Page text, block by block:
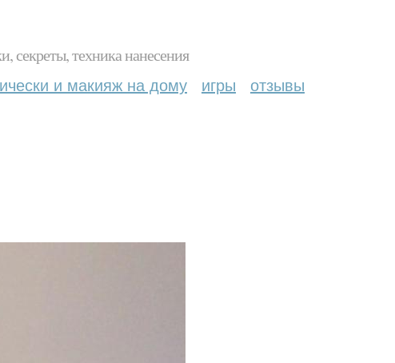
секреты, техника нанесения
и макияж на дому игры отзывы